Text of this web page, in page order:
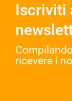
Iscriviti
ricevere i